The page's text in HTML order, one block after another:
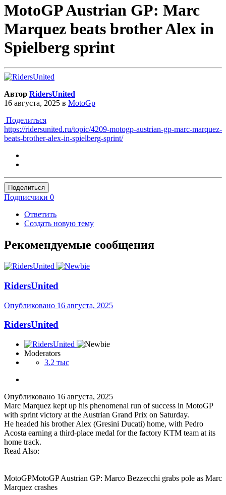
MotoGP Austrian GP: Marc
Marquez beats brother Alex in
Spielberg sprint
Автор RidersUnited
16 августа, 2025 в MotoGp
Поделиться
https://ridersunited.ru/topic/4209-motogp-austrian-gp-marc-marquez-
beats-brother-alex-in-spielberg-sprint/
Поделиться
Подписчики 0
Ответить
Создать новую тему
Рекомендуемые сообщения
RidersUnited
Опубликовано 16 августа, 2025
RidersUnited
Moderators
3.2 тыс
Опубликовано 16 августа, 2025
Marc Marquez kept up his phenomenal run of success in MotoGP
with sprint victory at the Austrian Grand Prix on Saturday.
He headed his brother Alex (Gresini Ducati) home, with Pedro
Acosta earning a third-place medal for the factory KTM team at its
home track.
Read Also:
MotoGPMotoGP Austrian GP: Marco Bezzecchi grabs pole as Marc
Marquez crashes